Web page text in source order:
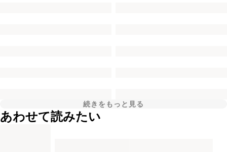
続きをもっと見る
あわせて読みたい